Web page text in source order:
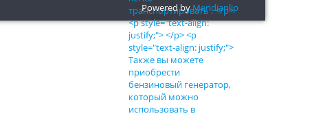
Powered byMeridianlip